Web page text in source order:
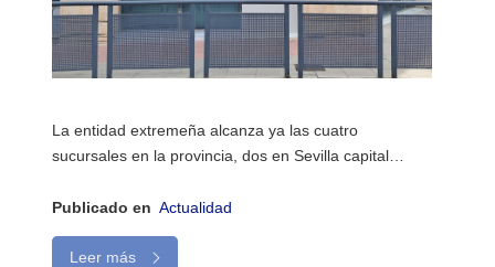
La entidad extremeña alcanza ya las cuatro
sucursales en la provincia, dos en Sevilla capital…
Publicado en Actualidad
Leer más